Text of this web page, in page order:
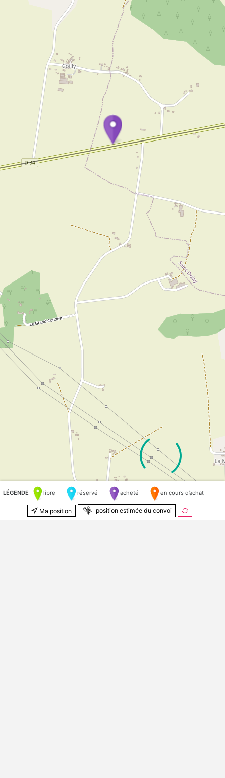
LÉGENDE libre — réservé — acheté — en cours d’achat
Ma position position estimée du convoi